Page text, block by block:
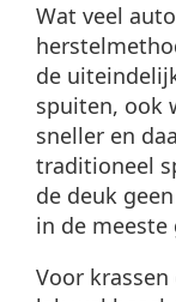
Wat veel
de
spuiten, ook
sneller en
traditioneel
de deuk
in de meeste
Voor